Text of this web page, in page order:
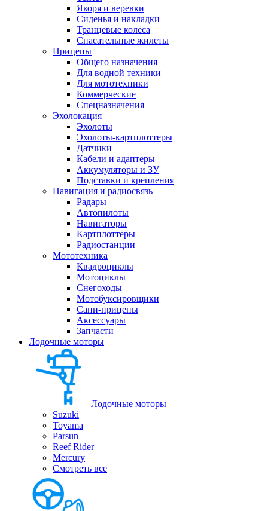
Якоря и веревки
Сиденья и накладки
Транцевые колёса
Спасательные жилеты
Прицепы
Общего назначения
Для водной техники
Для мототехники
Коммерческие
Спецназначения
Эхолокация
Эхолоты
Эхолоты-картплоттеры
Датчики
Кабели и адаптеры
Аккумуляторы и ЗУ
Подставки и крепления
Навигация и радиосвязь
Радары
Автопилоты
Навигаторы
Картплоттеры
Радиостанции
Мототехника
Квадроциклы
Мотоциклы
Снегоходы
Мотобуксировщики
Сани-прицепы
Аксессуары
Запчасти
Лодочные моторы
Лодочные моторы
Suzuki
Toyama
Parsun
Reef Rider
Mercury
Смотреть все